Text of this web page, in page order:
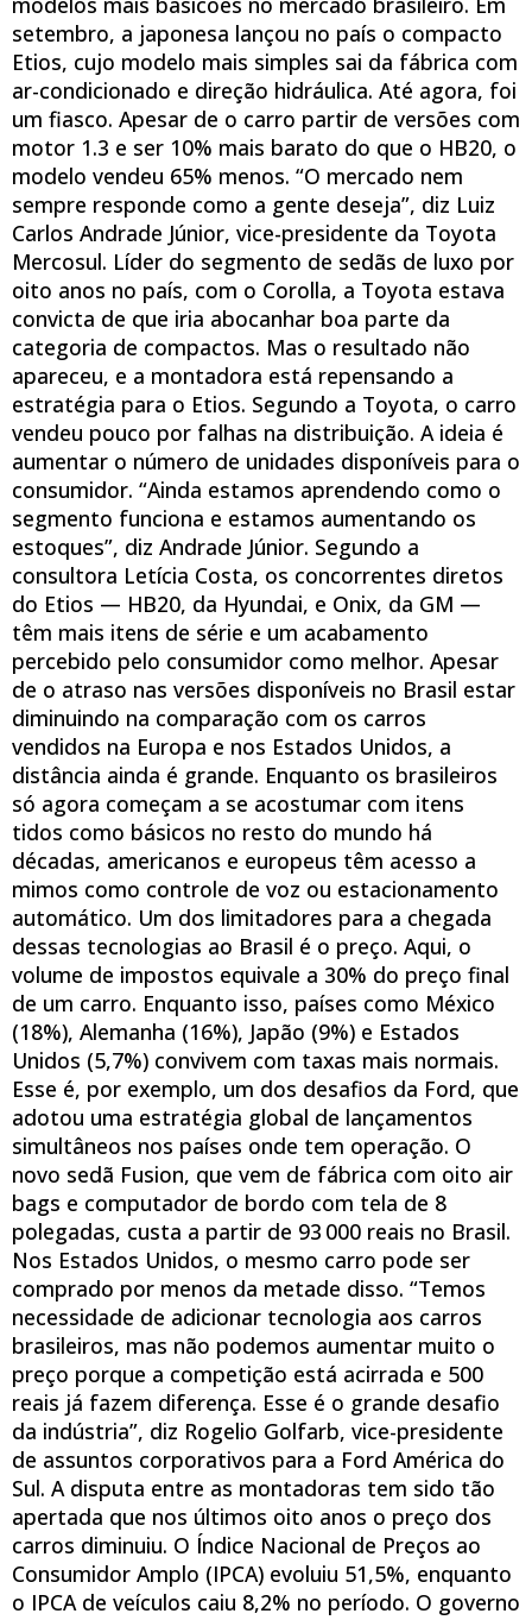
setembro, a japonesa lançou no país o compacto
Etios, cujo modelo mais simples sai da fábrica com
ar-condicionado e direção hidráulica. Até agora, foi
um fiasco. Apesar de o carro partir de versões com
motor 1.3 e ser 10% mais barato do que o HB20, o
modelo vendeu 65% menos. “O mercado nem
sempre responde como a gente deseja”, diz Luiz
Carlos Andrade Júnior, vice-presidente da Toyota
Mercosul. Líder do segmento de sedãs de luxo por
oito anos no país, com o Corolla, a Toyota estava
convicta de que iria abocanhar boa parte da
categoria de compactos. Mas o resultado não
apareceu, e a montadora está repensando a
estratégia para o Etios. Segundo a Toyota, o carro
vendeu pouco por falhas na distribuição. A ideia é
aumentar o número de unidades disponíveis para o
consumidor. “Ainda estamos aprendendo como o
segmento funciona e estamos aumentando os
estoques”, diz Andrade Júnior. Segundo a
consultora Letícia Costa, os concorrentes diretos
do Etios — HB20, da Hyundai, e Onix, da GM —
têm mais itens de série e um acabamento
percebido pelo consumidor como melhor. Apesar
de o atraso nas versões disponíveis no Brasil estar
diminuindo na comparação com os carros
vendidos na Europa e nos Estados Unidos, a
distância ainda é grande. Enquanto os brasileiros
só agora começam a se acostumar com itens
tidos como básicos no resto do mundo há
décadas, americanos e europeus têm acesso a
mimos como controle de voz ou estacionamento
automático. Um dos limitadores para a chegada
dessas tecnologias ao Brasil é o preço. Aqui, o
volume de impostos equivale a 30% do preço final
de um carro. Enquanto isso, países como México
(18%), Alemanha (16%), Japão (9%) e Estados
Unidos (5,7%) convivem com taxas mais normais.
Esse é, por exemplo, um dos desafios da Ford, que
adotou uma estratégia global de lançamentos
simultâneos nos países onde tem operação. O
novo sedã Fusion, que vem de fábrica com oito air
bags e computador de bordo com tela de 8
polegadas, custa a partir de 93 000 reais no Brasil.
Nos Estados Unidos, o mesmo carro pode ser
comprado por menos da metade disso. “Temos
necessidade de adicionar tecnologia aos carros
brasileiros, mas não podemos aumentar muito o
preço porque a competição está acirrada e 500
reais já fazem diferença. Esse é o grande desafio
da indústria”, diz Rogelio Golfarb, vice-presidente
de assuntos corporativos para a Ford América do
Sul. A disputa entre as montadoras tem sido tão
apertada que nos últimos oito anos o preço dos
carros diminuiu. O Índice Nacional de Preços ao
Consumidor Amplo (IPCA) evoluiu 51,5%, enquanto
o IPCA de veículos caiu 8,2% no período. O governo